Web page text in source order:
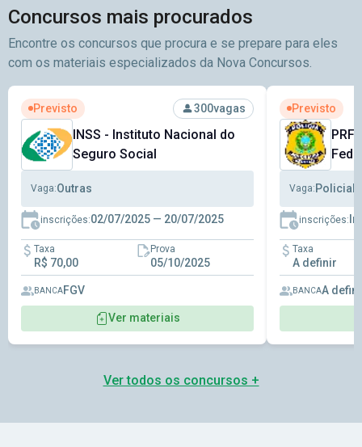
Concursos mais procurados
Encontre os concursos que procura e se prepare para eles
com os materiais especializados da Nova Concursos.
Ver concurso: INSS - Instituto Nacional do Seguro Social
Previsto 300vagas
INSS - Instituto Nacional do
Seguro Social
Vaga:Outras
inscrições:02/07/2025 — 20/07/2025
Taxa
R$ 70,00
Prova
05/10/2025
BANCAFGV
Ver materiais
Ver concurso:
Previsto
PRF
Vaga:Policial
inscrições:
Taxa
A definir
BANCAA
Ver todos os concursos +